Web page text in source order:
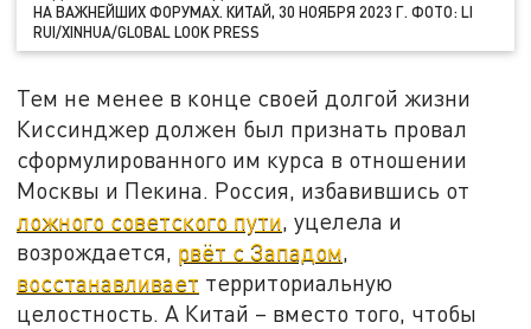
НА ВАЖНЕЙШИХ ФОРУМАХ. КИТАЙ, 30 НОЯБРЯ 2023 Г. ФОТО: LI
RUI/XINHUA/GLOBAL LOOK PRESS
Тем не менее в конце своей долгой жизни
Киссинджер должен был признать провал
сформулированного им курса в отношении
Москвы и Пекина. Россия, избавившись от
ложного советского пути, уцелела и
возрождается, рвёт с Западом,
восстанавливает территориальную
целостность. А Китай – вместо того, чтобы